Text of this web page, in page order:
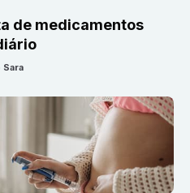
de medicamentos
Sara